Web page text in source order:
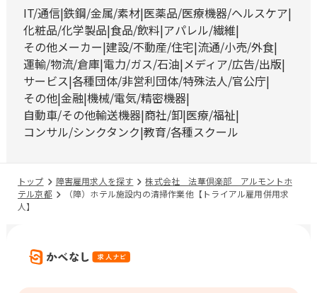
IT/通信 鉄鋼/金属/素材 医薬品/医療機器/ヘルスケア
化粧品/化学製品 食品/飲料 アパレル/繊維
その他メーカー 建設/不動産/住宅 流通/小売/外食
運輸/物流/倉庫 電力/ガス/石油 メディア/広告/出版
サービス 各種団体/非営利団体/特殊法人/官公庁
その他 金融 機械/電気/精密機器
自動車/その他輸送機器 商社/卸 医療/福祉
コンサル/シンクタンク 教育/各種スクール
トップ 障害雇用求人を探す
株式会社 法華倶楽部 アルモントホ
テル京都
（障）ホテル施設内の清掃作業他【トライアル雇用併用求
人】